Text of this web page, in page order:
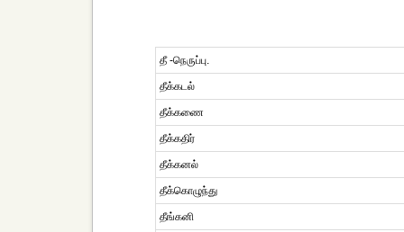
தீ -நெருப்பு.
தீக்கடல்
தீக்கணை
தீக்கதிர்
தீக்கனல்
தீக்கொழுந்து
தீங்கனி